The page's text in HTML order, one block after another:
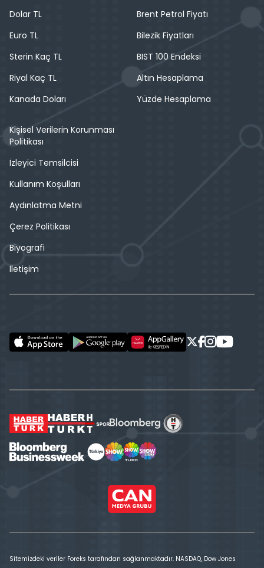
Dolar TL
Euro TL
Sterin Kaç TL
Riyal Kaç TL
Kanada Doları
Brent Petrol Fiyatı
Bilezik Fiyatları
BIST 100 Endeksi
Altın Hesaplama
Yüzde Hesaplama
Kişisel Verilerin Korunması
Politikası
İzleyici Temsilcisi
Kullanım Koşulları
Aydınlatma Metni
Çerez Politikası
Biyografi
İletişim
Sitemizdeki veriler Foreks tarafından sağlanmaktadır. NASDAQ, Dow Jones